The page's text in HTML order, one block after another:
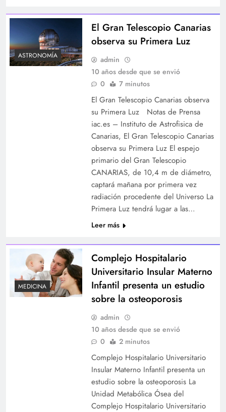
ASTRONOMÍA
El Gran Telescopio Canarias
observa su Primera Luz
admin
10 años desde que se envió
0
7 minutos
El Gran Telescopio Canarias observa
su Primera Luz Notas de Prensa
iac.es – Instituto de Astrofisica de
Canarias, El Gran Telescopio Canarias
observa su Primera Luz El espejo
primario del Gran Telescopio
CANARIAS, de 10,4 m de diámetro,
captará mañana por primera vez
radiación procedente del Universo La
Primera Luz tendrá lugar a las…
Leer más
MEDICINA
Complejo Hospitalario
Universitario Insular Materno
Infantil presenta un estudio
sobre la osteoporosis
admin
10 años desde que se envió
0
2 minutos
Complejo Hospitalario Universitario
Insular Materno Infantil presenta un
estudio sobre la osteoporosis La
Unidad Metabólica Ósea del
Complejo Hospitalario Universitario